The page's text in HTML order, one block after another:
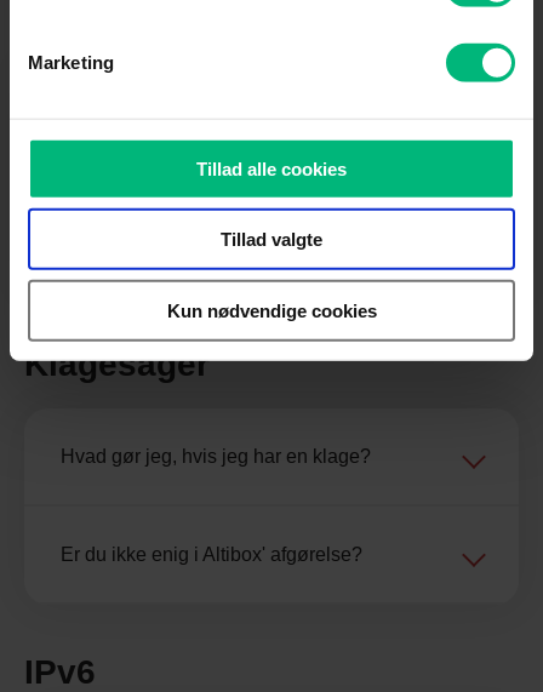
Marketing
Tillad alle cookies
Tillad valgte
Kun nødvendige cookies
Klagesager
Hvad gør jeg, hvis jeg har en klage?
Er du ikke enig i Altibox' afgørelse?
IPv6